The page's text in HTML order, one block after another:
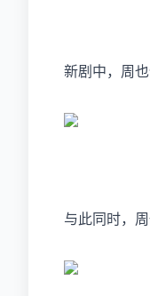
新剧中，周
与此同时，